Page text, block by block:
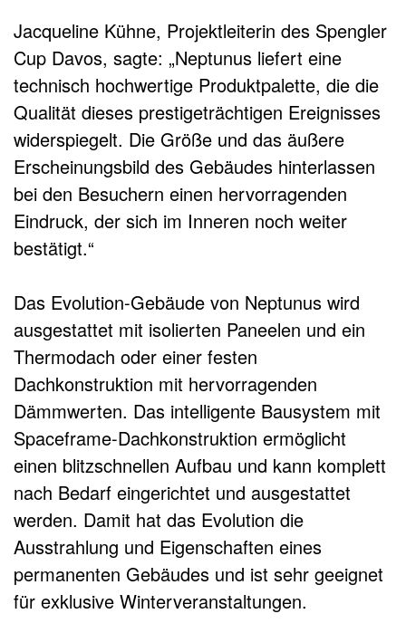
Jacqueline Kühne, Projektleiterin des Spengler
Cup Davos, sagte: „Neptunus liefert eine
technisch hochwertige Produktpalette, die die
Qualität dieses prestigeträchtigen Ereignisses
widerspiegelt. Die Größe und das äußere
Erscheinungsbild des Gebäudes hinterlassen
bei den Besuchern einen hervorragenden
Eindruck, der sich im Inneren noch weiter
bestätigt.“
Das Evolution-Gebäude von Neptunus wird
ausgestattet mit isolierten Paneelen und ein
Thermodach oder einer festen
Dachkonstruktion mit hervorragenden
Dämmwerten. Das intelligente Bausystem mit
Spaceframe-Dachkonstruktion ermöglicht
einen blitzschnellen Aufbau und kann komplett
nach Bedarf eingerichtet und ausgestattet
werden. Damit hat das Evolution die
Ausstrahlung und Eigenschaften eines
permanenten Gebäudes und ist sehr geeignet
für exklusive Winterveranstaltungen.